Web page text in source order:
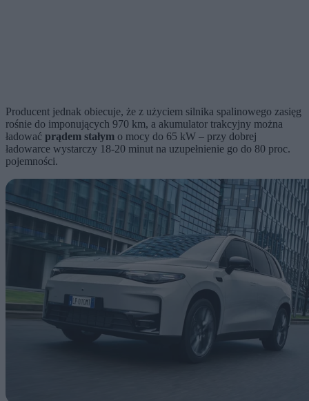
Producent jednak obiecuje, że z użyciem silnika spalinowego zasięg
rośnie do imponujących 970 km, a akumulator trakcyjny można
ładować prądem stałym o mocy do 65 kW – przy dobrej
ładowarce wystarczy 18-20 minut na uzupełnienie go do 80 proc.
pojemności.